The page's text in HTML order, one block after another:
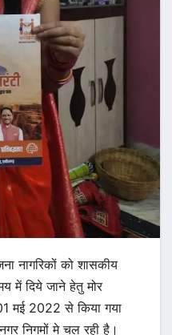
नागरिकों को शासकीय
में दिये जाने हेतु मोर
मई 2022 से किया गया
निगमों मे चल रही है।